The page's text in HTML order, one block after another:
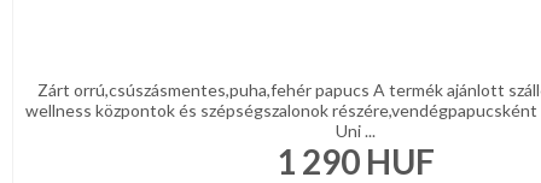
Zárt orrú,csúszásmentes,puha,fehér papucs A termék ajánlott
wellness központok és szépségszalonok
Uni ...
1 290 HUF